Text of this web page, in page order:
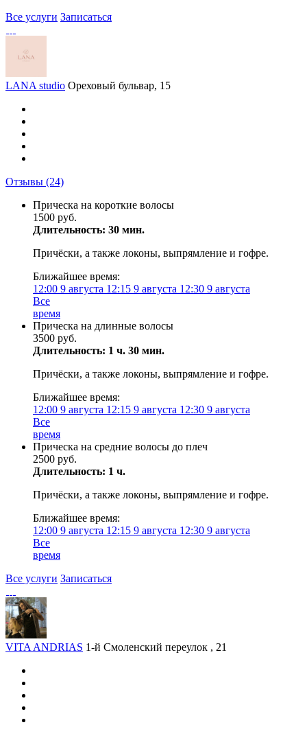
Все услуги Записаться
LANA studio Ореховый бульвар, 15
Отзывы (24)
Прическа на короткие волосы
1500 руб.
Длительность: 30 мин.
Причёски, а также локоны, выпрямление и гофре.
Ближайшее время:
12:00 9 августа 12:15 9 августа 12:30 9 августа
Все
время
Прическа на длинные волосы
3500 руб.
Длительность: 1 ч. 30 мин.
Причёски, а также локоны, выпрямление и гофре.
Ближайшее время:
12:00 9 августа 12:15 9 августа 12:30 9 августа
Все
время
Прическа на средние волосы до плеч
2500 руб.
Длительность: 1 ч.
Причёски, а также локоны, выпрямление и гофре.
Ближайшее время:
12:00 9 августа 12:15 9 августа 12:30 9 августа
Все
время
Все услуги Записаться
VITA ANDRIAS 1-й Смоленский переулок , 21